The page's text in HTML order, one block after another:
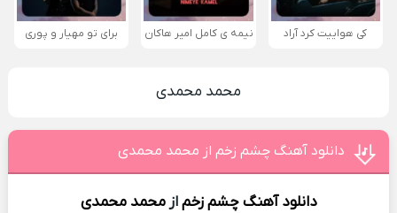
کی هواییت کرد آراد نیمه ی کامل امیر هاکان برای تو مهیار و پوری
محمد محمدی
دانلود آهنگ چشم زخم از محمد محمدی
دانلود آهنگ چشم زخمازمحمد محمدی